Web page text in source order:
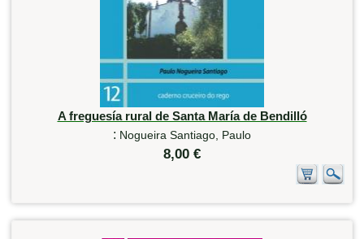
A freguesía rural de Santa María de Bendilló
: Nogueira Santiago, Paulo
8,00 €